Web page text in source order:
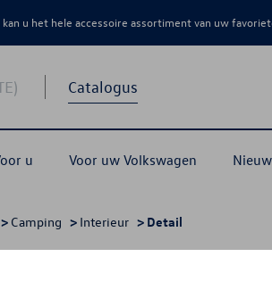
u het hele accessoire assortiment van uw
Catalogus
u Voor uw Volkswagen Nieuw
> Camping > Interieur > Detail